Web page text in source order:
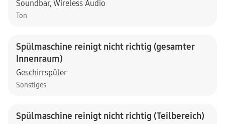
Soundbar, Wireless Audio
Ton
Spülmaschine reinigt nicht richtig (gesamter
Innenraum)
Geschirrspüler
Sonstiges
Spülmaschine reinigt nicht richtig (Teilbereich)